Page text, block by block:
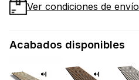
Ver condiciones de envío
Acabados disponibles